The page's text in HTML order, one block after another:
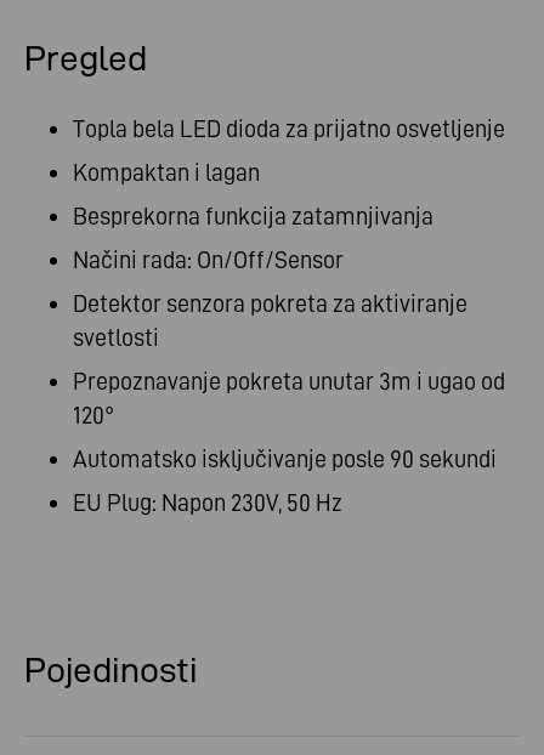
Pregled
Topla bela LED dioda za prijatno osvetljenje
Kompaktan i lagan
Besprekorna funkcija zatamnjivanja
Načini rada: On/Off/Sensor
Detektor senzora pokreta za aktiviranje
svetlosti
Prepoznavanje pokreta unutar 3m i ugao od
120°
Automatsko isključivanje posle 90 sekundi
EU Plug: Napon 230V, 50 Hz
Pojedinosti